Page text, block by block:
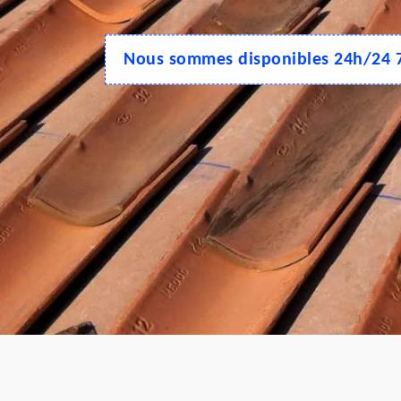
Nous sommes disponibles 24h/24